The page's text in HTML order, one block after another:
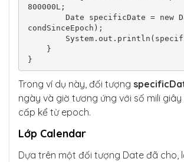
800000L;
condSinceEpoch);
Trong ví dụ này, đối tượng
ngày và giờ tương ứng với số mili
cấp kể từ epoch.
Lớp Calendar
Dựa trên một đối tượng Date đã cho,